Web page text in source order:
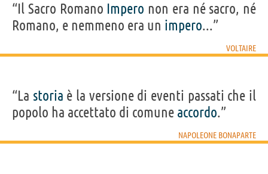
“Il Sacro Romano Impero non era né sacro, né
Romano, e nemmeno era un impero...”
VOLTAIRE
“La storia è la versione di eventi passati che il
popolo ha accettato di comune accordo.”
NAPOLEONE BONAPARTE